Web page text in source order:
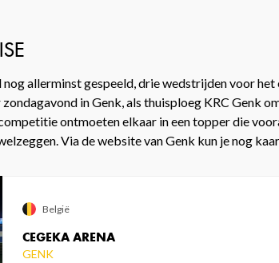
allerminst gespeeld, drie wedstrijden voor
in Genk, als thuisploeg KRC Genk
ontmoeten elkaar in een topper die
Via de website van Genk kun je nog
CEGEKA ARENA
GENK
België